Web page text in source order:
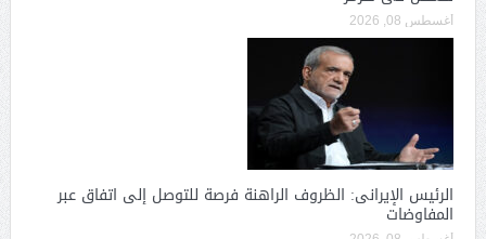
أغسطس 08, 2026
الرئيس الإيرانى: الظروف الراهنة فرصة للتوصل إلى اتفاق عبر
المفاوضات